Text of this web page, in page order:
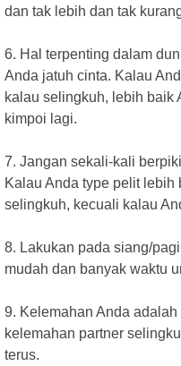
dan tak lebih dan tak
6. Hal terpenting dalam
Anda jatuh cinta. Kalau
kalau selingkuh, lebih baik
kimpoi lagi.
7. Jangan sekali-kali
Kalau Anda type pelit
selingkuh, kecuali kalau
8. Lakukan pada siang/
mudah dan banyak waktu
9. Kelemahan Anda
kelemahan partner
terus.